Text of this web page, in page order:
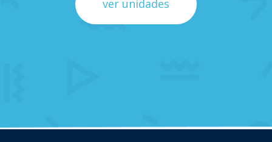
ver unidades